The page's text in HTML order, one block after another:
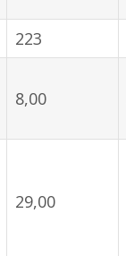
223
8,00
29,00